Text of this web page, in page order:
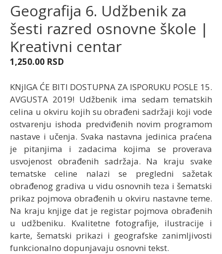
Geografija 6. Udžbenik za
šesti razred osnovne škole |
Kreativni centar
1,250.00 RSD
KNjIGA ĆE BITI DOSTUPNA ZA ISPORUKU POSLE 15.
AVGUSTA 2019! Udžbenik ima sedam tematskih
celina u okviru kojih su obrađeni sadržaji koji vode
ostvarenju ishoda predviđenih novim programom
nastave i učenja. Svaka nastavna jedinica praćena
je pitanjima i zadacima kojima se proverava
usvojenost obrađenih sadržaja. Na kraju svake
tematske celine nalazi se pregledni sažetak
obrađenog gradiva u vidu osnovnih teza i šematski
prikaz pojmova obrađenih u okviru nastavne teme.
Na kraju knjige dat je registar pojmova obrađenih
u udžbeniku. Kvalitetne fotografije, ilustracije i
karte, šematski prikazi i geografske zanimljivosti
funkcionalno dopunjavaju osnovni tekst.